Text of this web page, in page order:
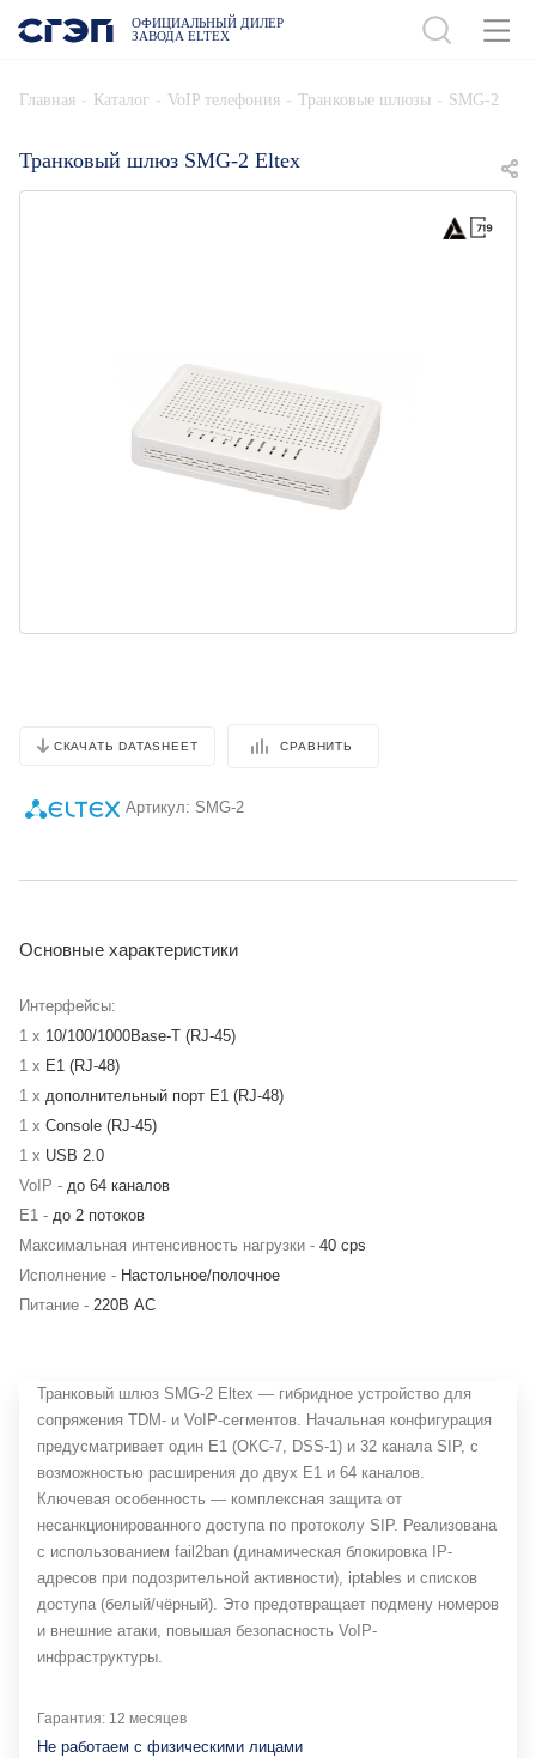
ОФИЦИАЛЬНЫЙ ДИЛЕР
ЗАВОДА ELTEX
Главная - Каталог - VoIP телефония - Транковые шлюзы - SMG-2
Транковый шлюз SMG-2 Eltex
СКАЧАТЬ DATASHEET СРАВНИТЬ
Артикул: SMG-2
Основные характеристики
Интерфейсы:
1 x 10/100/1000Base-T (RJ-45)
1 x E1 (RJ-48)
1 x дополнительный порт Е1 (RJ-48)
1 x Console (RJ-45)
1 x USB 2.0
VoIP - до 64 каналов
Е1 - до 2 потоков
Максимальная интенсивность нагрузки - 40 cps
Исполнение - Настольное/полочное
Питание - 220В AC
Транковый шлюз SMG-2 Eltex — гибридное устройство для
сопряжения TDM- и VoIP-сегментов. Начальная конфигурация
предусматривает один E1 (ОКС-7, DSS-1) и 32 канала SIP, с
возможностью расширения до двух E1 и 64 каналов.
Ключевая особенность — комплексная защита от
несанкционированного доступа по протоколу SIP. Реализована
с использованием fail2ban (динамическая блокировка IP-
адресов при подозрительной активности), iptables и списков
доступа (белый/чёрный). Это предотвращает подмену номеров
и внешние атаки, повышая безопасность VoIP-
инфраструктуры.
Гарантия: 12 месяцев
Не работаем с физическими лицами